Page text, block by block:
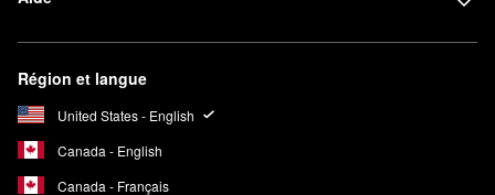
Région et langue
United States - English
Canada - English
Canada - Français